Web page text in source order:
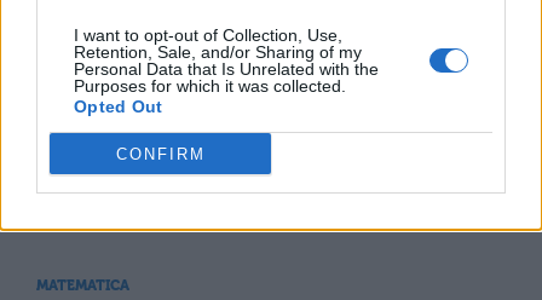
I want to opt-out of Collection, Use,
Retention, Sale, and/or Sharing of my
Personal Data that Is Unrelated with the
Purposes for which it was collected.
Opted Out
CONFIRM
Numeri cardinali: quali sono e come
MATEMATICA